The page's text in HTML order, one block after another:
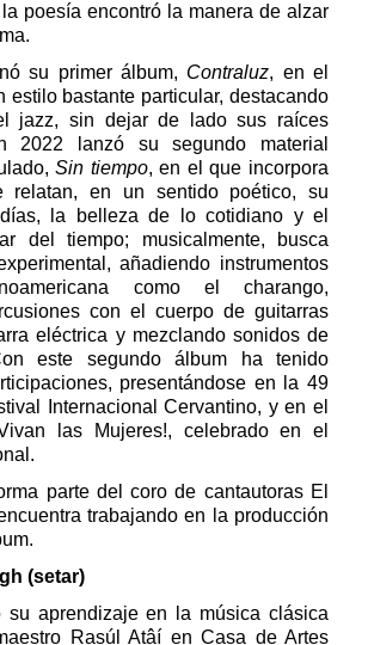
poesía encontró la manera de alzar
su primer álbum, Contraluz, en el
estilo bastante particular, destacando
jazz, sin dejar de lado sus raíces
2022 lanzó su segundo material
Sin tiempo, en el que incorpora
relatan, en un sentido poético, su
la belleza de lo cotidiano y el
del tiempo; musicalmente, busca
añadiendo instrumentos
como el charango,
con el cuerpo de guitarras
eléctrica y mezclando sonidos de
este segundo álbum ha tenido
presentándose en la 49
Internacional Cervantino, y en el
las Mujeres!, celebrado en el
parte del coro de cantautoras El
trabajando en la producción
(setar)
su aprendizaje en la música clásica
Rasúl Atâí en Casa de Artes